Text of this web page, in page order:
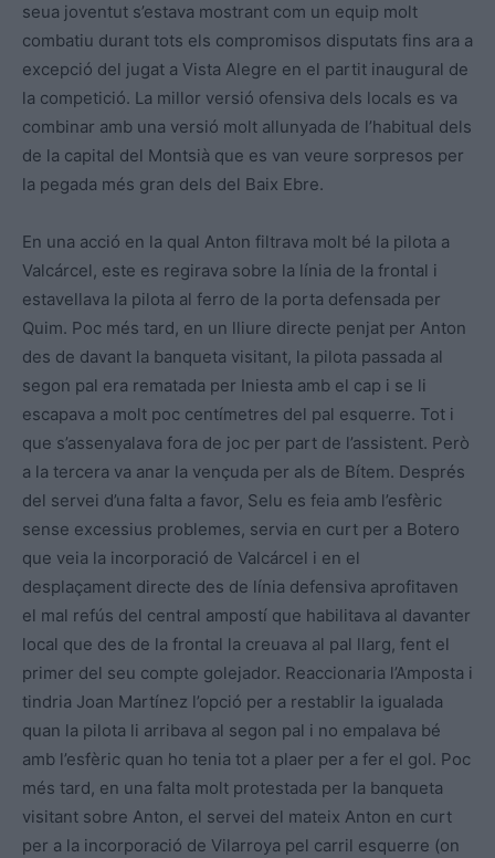
seua joventut s’estava mostrant com un equip molt
combatiu durant tots els compromisos disputats fins ara a
excepció del jugat a Vista Alegre en el partit inaugural de
la competició. La millor versió ofensiva dels locals es va
combinar amb una versió molt allunyada de l’habitual dels
de la capital del Montsià que es van veure sorpresos per
la pegada més gran dels del Baix Ebre.
En una acció en la qual Anton filtrava molt bé la pilota a
Valcárcel, este es regirava sobre la línia de la frontal i
estavellava la pilota al ferro de la porta defensada per
Quim. Poc més tard, en un lliure directe penjat per Anton
des de davant la banqueta visitant, la pilota passada al
segon pal era rematada per Iniesta amb el cap i se li
escapava a molt poc centímetres del pal esquerre. Tot i
que s’assenyalava fora de joc per part de l’assistent. Però
a la tercera va anar la vençuda per als de Bítem. Després
del servei d’una falta a favor, Selu es feia amb l’esfèric
sense excessius problemes, servia en curt per a Botero
que veia la incorporació de Valcárcel i en el
desplaçament directe des de línia defensiva aprofitaven
el mal refús del central ampostí que habilitava al davanter
local que des de la frontal la creuava al pal llarg, fent el
primer del seu compte golejador. Reaccionaria l’Amposta i
tindria Joan Martínez l’opció per a restablir la igualada
quan la pilota li arribava al segon pal i no empalava bé
amb l’esfèric quan ho tenia tot a plaer per a fer el gol. Poc
més tard, en una falta molt protestada per la banqueta
visitant sobre Anton, el servei del mateix Anton en curt
per a la incorporació de Vilarroya pel carril esquerre (on